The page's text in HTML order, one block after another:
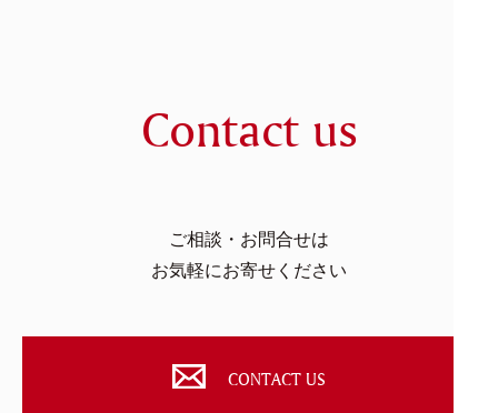
Contact us
ご相談・お問合せは
お気軽にお寄せください
CONTACT US